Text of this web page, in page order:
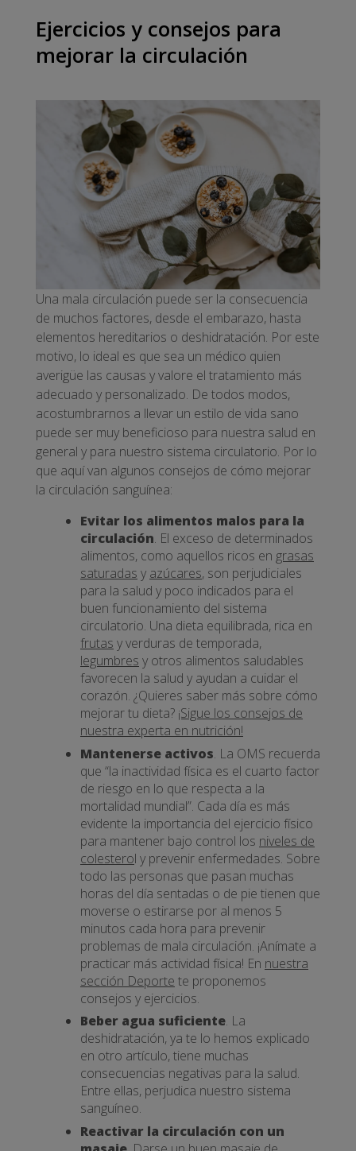
Ejercicios y consejos para
mejorar la circulación
Una mala circulación puede ser la consecuencia
de muchos factores, desde el embarazo, hasta
elementos hereditarios o deshidratación. Por este
motivo, lo ideal es que sea un médico quien
averigüe las causas y valore el tratamiento más
adecuado y personalizado. De todos modos,
acostumbrarnos a llevar un estilo de vida sano
puede ser muy beneficioso para nuestra salud en
general y para nuestro sistema circulatorio. Por lo
que aquí van algunos consejos de cómo mejorar
la circulación sanguínea:
Evitar los alimentos malos para la
circulación. El exceso de determinados
alimentos, como aquellos ricos en grasas
saturadas y azúcares, son perjudiciales
para la salud y poco indicados para el
buen funcionamiento del sistema
circulatorio. Una dieta equilibrada, rica en
frutas y verduras de temporada,
legumbres y otros alimentos saludables
favorecen la salud y ayudan a cuidar el
corazón. ¿Quieres saber más sobre cómo
mejorar tu dieta? ¡Sigue los consejos de
nuestra experta en nutrición!
Mantenerse activos. La OMS recuerda
que “la inactividad física es el cuarto factor
de riesgo en lo que respecta a la
mortalidad mundial”. Cada día es más
evidente la importancia del ejercicio físico
para mantener bajo control los niveles de
colesterol y prevenir enfermedades. Sobre
todo las personas que pasan muchas
horas del día sentadas o de pie tienen que
moverse o estirarse por al menos 5
minutos cada hora para prevenir
problemas de mala circulación. ¡Anímate a
practicar más actividad física! En nuestra
sección Deporte te proponemos
consejos y ejercicios.
Beber agua suficiente. La
deshidratación, ya te lo hemos explicado
en otro artículo, tiene muchas
consecuencias negativas para la salud.
Entre ellas, perjudica nuestro sistema
sanguíneo.
Reactivar la circulación con un